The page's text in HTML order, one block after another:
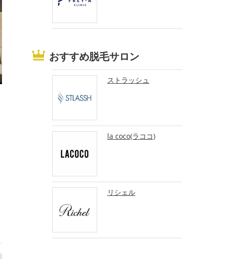
おすすめ脱毛サロン
ストラッシュ
la coco(ラココ)
リシェル